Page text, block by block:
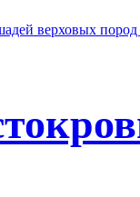
верховых